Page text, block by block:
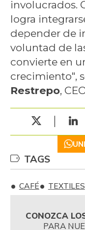
involucrados.
logra
depender de
voluntad de
convierte en
crecimiento",
Restrepo,
TAGS
CAFÉ TEXTILES
CONOZCA
PARA